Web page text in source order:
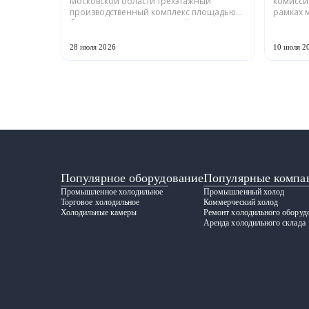
производственный комплекс площадью
более 12 тыс. кв. м для серийного выпуска
оборудования. ...
28 июля 2026
рамках
10 июля
Популярное оборудование
Промышленное холодильное
Торговое холодильное
Холодильные камеры
Популярные
Промышленный холод
Коммерческий холод
Ремонт холодильного
Аренда холодильного склада